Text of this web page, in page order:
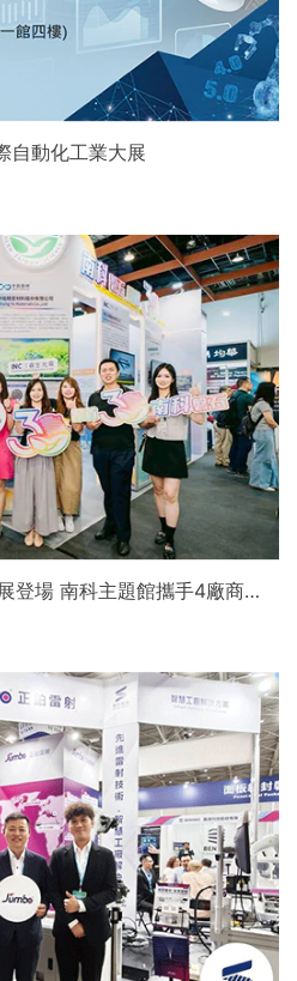
自動化工業大展
登場 南科主題館攜手4廠商
力